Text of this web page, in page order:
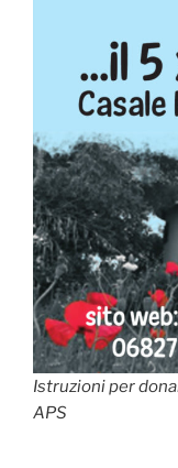
Istruzioni per
APS